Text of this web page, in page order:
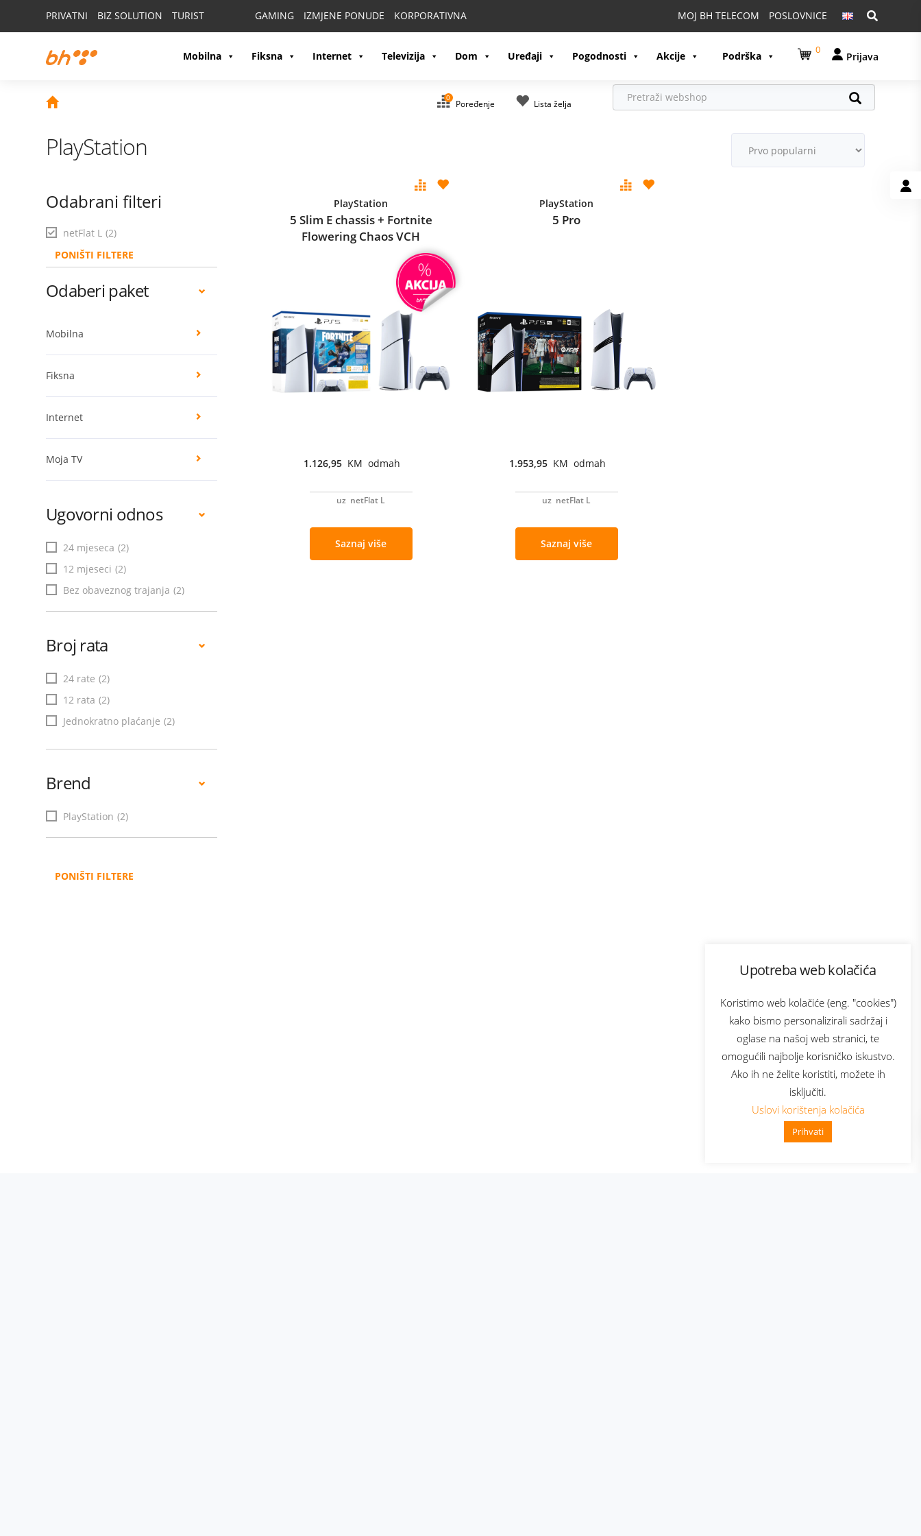
Upotreba web kolačića
Koristimo web kolačiće (eng. "cookies")
kako bismo personalizirali sadržaj i
oglase na našoj web stranici, te
omogućili najbolje korisničko iskustvo.
Ako ih ne želite koristiti, možete ih
isključiti.
Uslovi korištenja kolačića
Prihvati
PRIVATNI BIZ SOLUTION TURIST GAMING IZMJENE PONUDE KORPORATIVNA Pretraga:
MOJ BH TELECOM POSLOVNICE
Mobilna Fiksna Internet Televizija Dom Uređaji Pogodnosti Akcije Podrška 0
Prijava
0
Poređenje Lista želja
👋 Zdravo, kako mogu pomoći?
PlayStation
Odabrani filteri
netFlat L (2)
PONIŠTI FILTERE
Odaberi paket
Mobilna
Fiksna
Internet
Moja TV
Ugovorni odnos
24 mjeseca (2)
12 mjeseci (2)
Bez obaveznog trajanja (2)
Broj rata
24 rate (2)
12 rata (2)
Jednokratno plaćanje (2)
Brend
PlayStation (2)
PONIŠTI FILTERE
PlayStation
5 Slim E chassis + Fortnite
Flowering Chaos VCH
1.126,95 KM odmah
uz netFlat L
Saznaj više
PlayStation
5 Pro
1.953,95 KM odmah
uz netFlat L
Saznaj više
Bonus plus
Prijava za newsletter